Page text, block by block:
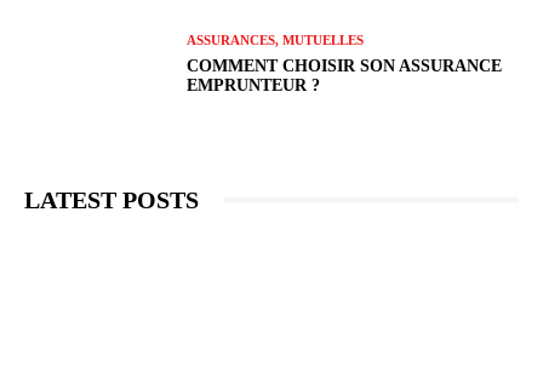
ASSURANCES, MUTUELLES
COMMENT CHOISIR SON ASSURANCE
EMPRUNTEUR ?
LATEST POSTS